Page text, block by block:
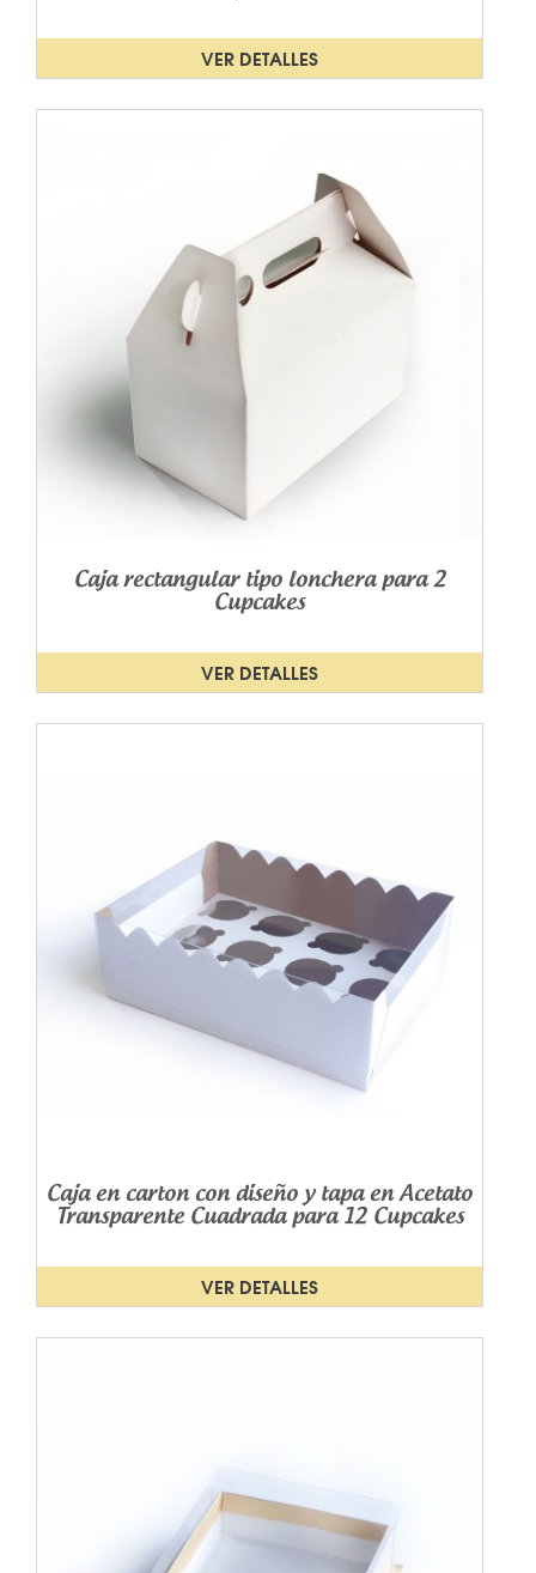
VER DETALLES
Caja rectangular tipo lonchera para 2
Cupcakes
VER DETALLES
Caja en carton con diseño y tapa en Acetato
Transparente Cuadrada para 12 Cupcakes
VER DETALLES